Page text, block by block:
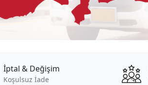
İptal & Değişim
Koşulsuz İade